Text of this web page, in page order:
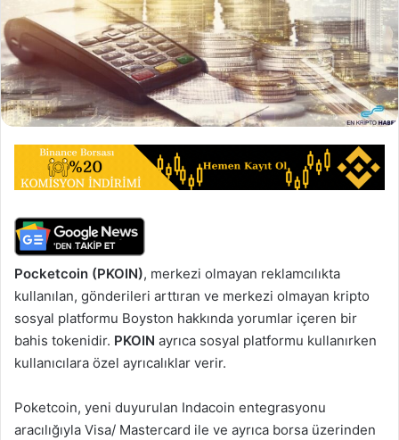
Pocketcoin (PKOIN), merkezi olmayan reklamcılıkta
kullanılan, gönderileri arttıran ve merkezi olmayan kripto
sosyal platformu Boyston hakkında yorumlar içeren bir
bahis tokenidir. PKOIN ayrıca sosyal platformu kullanırken
kullanıcılara özel ayrıcalıklar verir.
Poketcoin, yeni duyurulan Indacoin entegrasyonu
aracılığıyla Visa/ Mastercard ile ve ayrıca borsa üzerinden